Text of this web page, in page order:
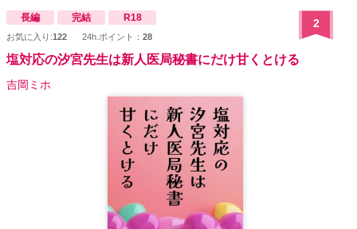
確信へと変わっていって――？ 「……あ、あの。芦谷くんってもし
かして」 ――芦谷くんが、KANATA……なの？ 「え、ここ、ど
こ……！？」 ――っていうか、何で私の隣に彼が、芦谷くんが！？
見知らぬ部屋のベッドで目を覚ました時、隣にいたのは部下の芦谷
じゃ、昨夜の事、何にも覚えてないっすよね？」 酒に酔ってうっか
を案内し、あるものを見せ――。 「つまり、『初めまして、あなた
の推しです』って事っすね。配信、いつも聴いてくれてありがとな
――Rinさん。俺、ずっと会いたかった。俺は、――凛子さんとシた
い。凛子さんは？ 俺に、抱かれたくないですか？」 これまでずっ
と塩対応だった部下。 彼には秘密の顔があった。彼は、凛子の推
し、イケボ配信者で！？ 第18回らぶドロップス恋愛小説コンテスト
応募落選後、 R18シーンを中心に改稿しこちらで連載→完結済み
長編 完結 R18
お気に入り:122 24h.ポイント： 28
2
塩対応の汐宮先生は新人医局秘書にだけ甘くとける
吉岡ミホ